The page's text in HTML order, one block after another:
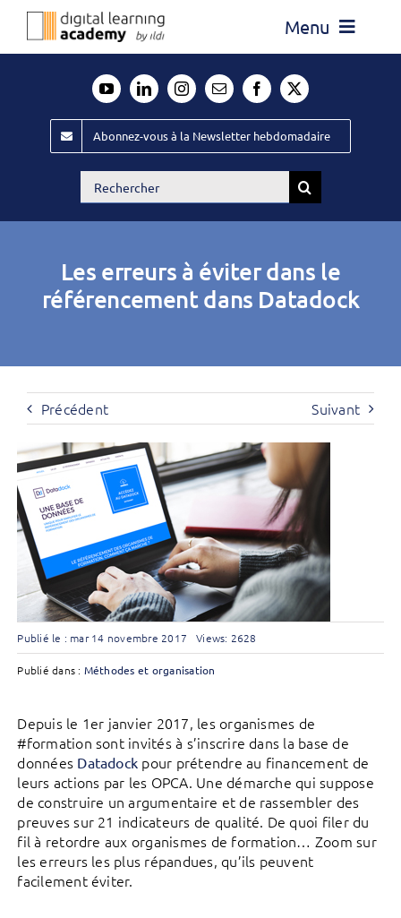
Passer
Menu
Évènements ILDI
Offres d’emploi
Publiez
Abonnez-vous à la Newsletter hebdomadaire
Rechercher:
Les erreurs à éviter dans le
référencement dans Datadock
Précédent Suivant
Publié le : mar 14 novembre 2017 Views: 2628
Publié dans : Méthodes et organisation
Depuis le 1er janvier 2017, les organismes de
#formation sont invités à s’inscrire dans la base de
données Datadock pour prétendre au financement de
leurs actions par les OPCA. Une démarche qui suppose
de construire un argumentaire et de rassembler des
preuves sur 21 indicateurs de qualité. De quoi filer du
fil à retordre aux organismes de formation… Zoom sur
les erreurs les plus répandues, qu’ils peuvent
facilement éviter.